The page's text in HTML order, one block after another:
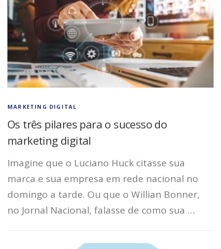
MARKETING DIGITAL
Os três pilares para o sucesso do
marketing digital
Imagine que o Luciano Huck citasse sua
marca e sua empresa em rede nacional no
domingo a tarde. Ou que o Willian Bonner,
no Jornal Nacional, falasse de como sua …